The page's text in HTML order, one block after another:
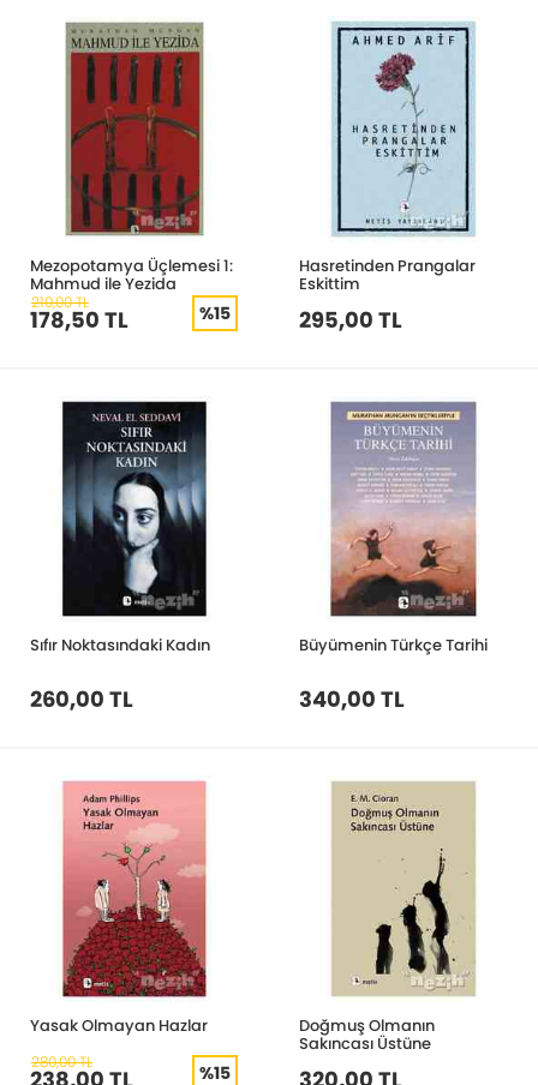
Mezopotamya Üçlemesi 1:
Mahmud ile Yezida
210,00 TL
178,50 TL %15
Hasretinden Prangalar
Eskittim
295,00 TL
Sıfır Noktasındaki Kadın
260,00 TL
Büyümenin Türkçe Tarihi
340,00 TL
Yasak Olmayan Hazlar
280,00 TL %15
Doğmuş Olmanın
Sakıncası Üstüne